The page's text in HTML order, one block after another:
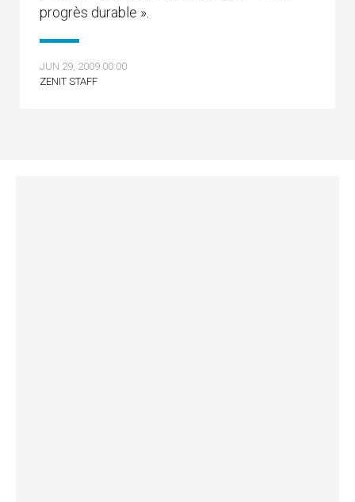
progrès durable ».
JUN 29, 2009 00:00
ZENIT STAFF